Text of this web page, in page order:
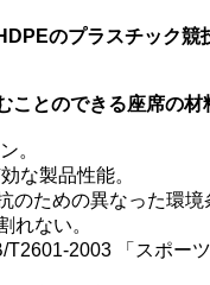
のプラスチック競
ことのできる座席の材
。
な製品性能。
のための異なった環
れない。
2003 「スポー